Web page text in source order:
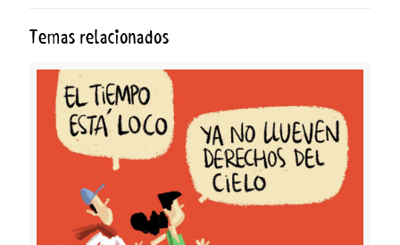
Temas relacionados